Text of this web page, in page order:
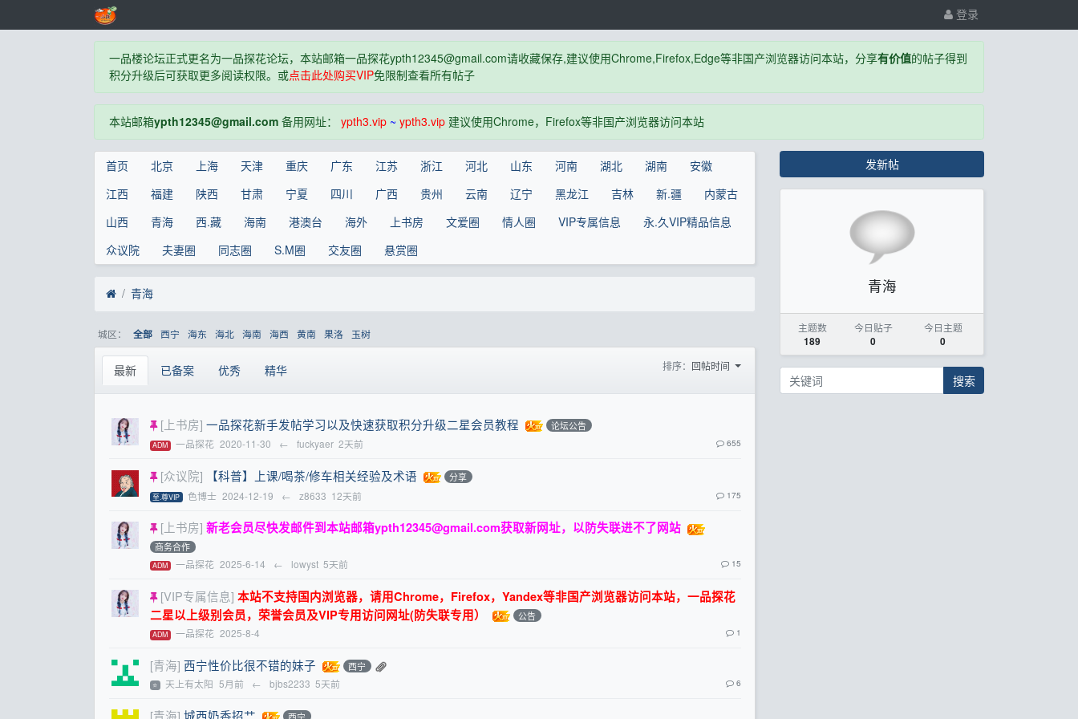
登录
一品楼论坛正式更名为一品探花论坛，本站邮箱一品探花ypth12345@gmail.com请收藏保存,建议使用Chrome,Firefox,Edge等非国产浏览器访问本站，分享有价值的帖子得到
积分升级后可获取更多阅读权限。或点击此处购买VIP免限制查看所有帖子
本站邮箱ypth12345@gmail.com备用网址： ypth3.vip~ ypth3.vip建议使用Chrome，Firefox等非国产浏览器访问本站
首页 北京 上海 天津 重庆 广东 江苏 浙江 河北 山东 河南 湖北 湖南
安徽
江西
福建 陕西 甘肃 宁夏 四川 广西 贵州 云南 辽宁 黑龙江 吉林 新.疆
内蒙古
山西
青海 西.藏 海南 港澳台 海外 上书房 文爱圈 情人圈 VIP专属信息
永.久VIP精品信息
众议院
夫妻圈 同志圈 S.M圈 交友圈 悬赏圈
青海
城区： 全部 西宁 海东 海北 海南 海西 黄南 果洛 玉树
最新 已备案 优秀 精华 排序： 回帖时间
[上书房] 一品探花新手发帖学习以及快速获取积分升级二星会员教程 论坛公告
ADM 一品探花 2020-11-30 ← fuckyaer 2天前 655
[众议院] 【科普】上课/喝茶/修车相关经验及术语 分享
至.尊VIP 色博士 2024-12-19 ← z8633 12天前 175
[上书房] 新老会员尽快发邮件到本站邮箱ypth12345@gmail.com获取新网址，以防失联进不了网站
商务合作
ADM 一品探花 2025-6-14 ← lowyst 5天前 15
[VIP专属信息] 本站不支持国内浏览器，请用Chrome，Firefox，Yandex等非国产浏览器访问本站，一品探花
二星以上级别会员，荣誉会员及VIP专用访问网址(防失联专用）
公告
ADM 一品探花 2025-8-4 1
[青海] 西宁性价比很不错的妹子 西宁
⭐ 天上有太阳 5月前 ← bjbs2233 5天前 6
[青海] 城西奶香招艹 西宁
发新帖
青海
主题数
189
今日贴子
0
今日主题
0
搜索